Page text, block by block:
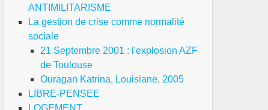
ANTIMILITARISME
La gestion de crise comme normalité
sociale
21 Septembre 2001 : l'explosion AZF
de Toulouse
Ouragan Katrina, Louisiane, 2005
LIBRE-PENSEE
LOGEMENT